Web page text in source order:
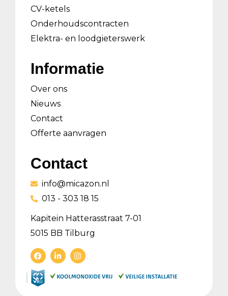
CV-ketels
Onderhoudscontracten
Elektra- en loodgieterswerk
Informatie
Over ons
Nieuws
Contact
Offerte aanvragen
Contact
info@micazon.nl
013 - 303 18 15
Kapitein Hatterasstraat 7-01
5015 BB Tilburg